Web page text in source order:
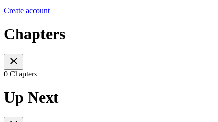
Create account
Chapters
0 Chapters
Up Next